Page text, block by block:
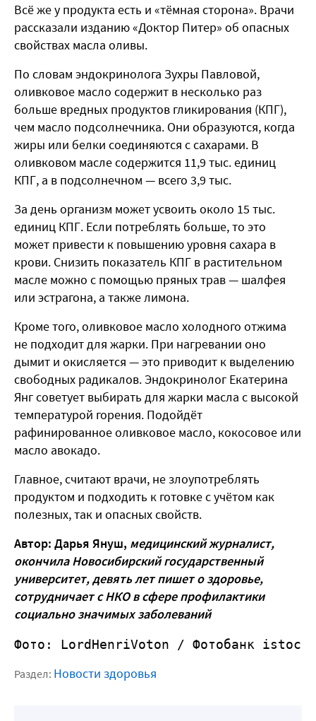
Всё же у продукта есть и «тёмная сторона». Врачи
рассказали изданию «Доктор Питер» об опасных
свойствах масла оливы.
По словам эндокринолога Зухры Павловой,
оливковое масло содержит в несколько раз
больше вредных продуктов гликирования (КПГ),
чем масло подсолнечника. Они образуются, когда
жиры или белки соединяются с сахарами. В
оливковом масле содержится 11,9 тыс. единиц
КПГ, а в подсолнечном — всего 3,9 тыс.
За день организм может усвоить около 15 тыс.
единиц КПГ. Если потреблять больше, то это
может привести к повышению уровня сахара в
крови. Снизить показатель КПГ в растительном
масле можно с помощью пряных трав — шалфея
или эстрагона, а также лимона.
Кроме того, оливковое масло холодного отжима
не подходит для жарки. При нагревании оно
дымит и окисляется — это приводит к выделению
свободных радикалов. Эндокринолог Екатерина
Янг советует выбирать для жарки масла с высокой
температурой горения. Подойдёт
рафинированное оливковое масло, кокосовое или
масло авокадо.
Главное, считают врачи, не злоупотреблять
продуктом и подходить к готовке с учётом как
полезных, так и опасных свойств.
Автор: Дарья Януш, медицинский журналист,
окончила Новосибирский государственный
университет, девять лет пишет о здоровье,
сотрудничает с НКО в сфере профилактики
социально значимых заболеваний
Фото: LordHenriVoton / Фотобанк
Раздел: Новости здоровья